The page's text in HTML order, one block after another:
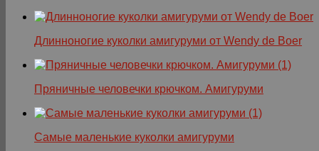
Длинноногие куколки амигуруми от Wendy de Boer
Пряничные человечки крючком. Амигуруми
Самые маленькие куколки амигуруми